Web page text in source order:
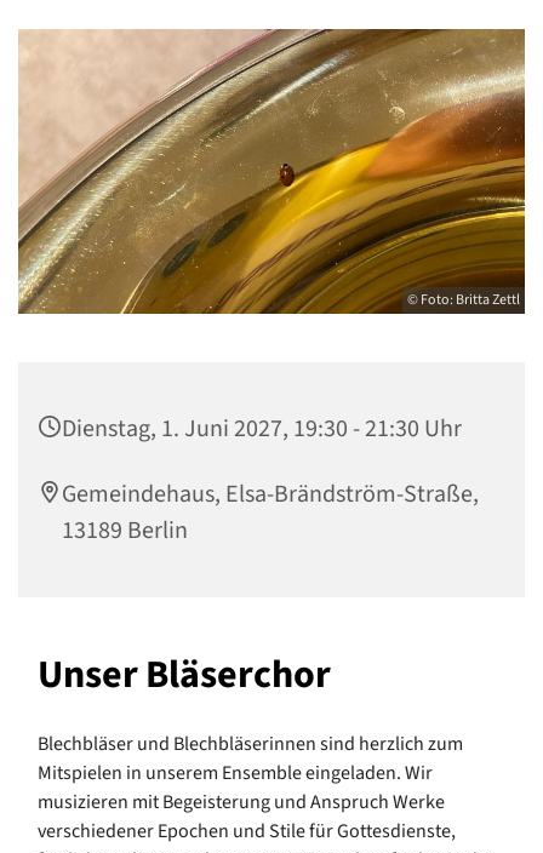
© Foto: Britta Zettl
Dienstag, 1. Juni 2027, 19:30 - 21:30 Uhr
Gemeindehaus, Elsa-Brändström-Straße,
13189 Berlin
Unser Bläserchor
Blechbläser und Blechbläserinnen sind herzlich zum
Mitspielen in unserem Ensemble eingeladen. Wir
musizieren mit Begeisterung und Anspruch Werke
verschiedener Epochen und Stile für Gottesdienste,